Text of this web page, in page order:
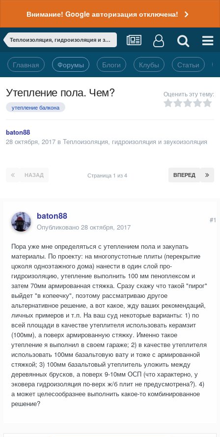
Внимание! Google авторизация отключена!
Теплоизоляция, гидроизоляция и звукоизоляция
Главная Форумы Блоги Клубы Статьи
Утепление пола. Чем?
утепление балкона
Оценить эту тему:
baton88
28 октября, 2017 в Теплоизоляция, гидроизоляция и звукоизоляция
НАЗАД ВПЕРЕД
Страница 1 из 4
baton88
Опубликовано 28 октября, 2017
#1
Пора уже мне определяться с утеплением пола и закупать
материалы. По проекту: на многопустотные плиты (перекрытие
цоколя одноэтажного дома) нанести в один слой про-
гидроизоляцию, утепление выполнить 100 мм пеноплексом и
затем 70мм армированная стяжка. Сразу скажу что такой "пирог"
выйдет "в копеечку", поэтому рассматриваю другое
альтернативное решение, а вот какое, жду ваших рекомендаций,
личных примеров и т.п. На ваш суд некоторые варианты: 1) по
всей площади в качестве утеплителя использовать керамзит
(100мм), а поверх армированную стяжку. Именно такое
утепление я выполнил в своем гараже; 2) в качестве утеплителя
использовать 100мм базальтовую вату и тоже с армированной
стяжкой; 3) 100мм базальтовый утеплитель уложить между
деревянных брусков, а поверх 9-10мм ОСП (что характерно, у
эковера гидроизоляция по-верх ж/б плит не предусмотрена?). 4)
а может целесообразнее выполнить какое-то комбинированное
решение?